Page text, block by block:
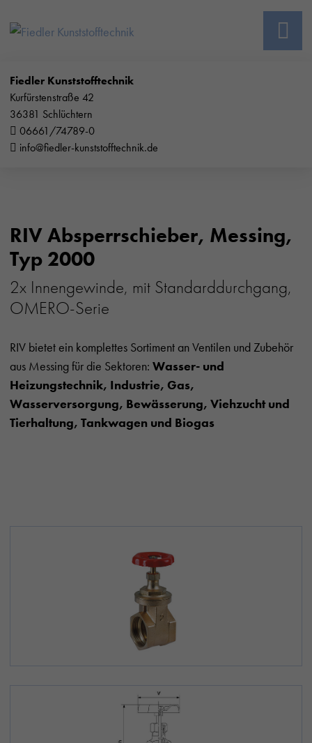
Fiedler Kunststofftechnik
Kurfürstenstraße 42
36381 Schlüchtern
06661/74789-0
info@fiedler-kunststofftechnik.de
RIV Absperrschieber, Messing,
Typ 2000
2x Innengewinde, mit Standarddurchgang,
OMERO-Serie
RIV bietet ein komplettes Sortiment an Ventilen und Zubehör
aus Messing für die Sektoren: Wasser- und
Heizungstechnik, Industrie, Gas,
Wasserversorgung, Bewässerung, Viehzucht und
Tierhaltung, Tankwagen und Biogas